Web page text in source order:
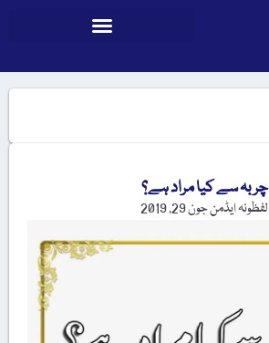
چربہ سے کیا مراد ہے؟
لفظونہ ایڈمنجون 29, 2019